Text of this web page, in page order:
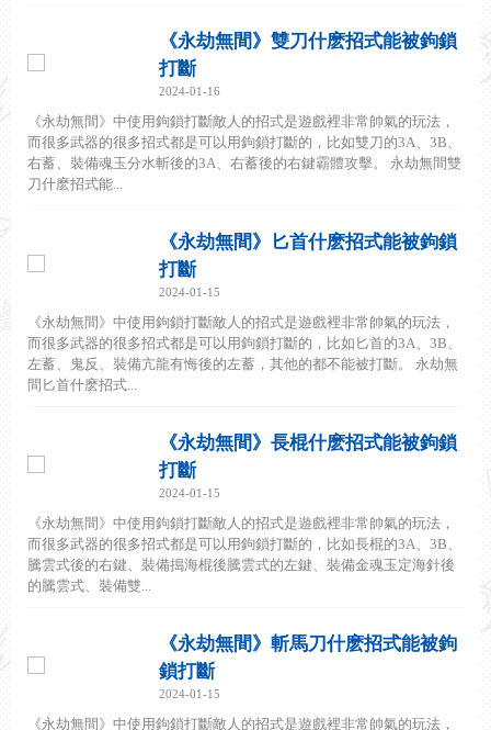
《永劫無間》雙刀什麽招式能被鉤鎖
打斷
2024-01-16
《永劫無間》中使用鉤鎖打斷敵人的招式是遊戲裡非常帥氣的玩法，
而很多武器的很多招式都是可以用鉤鎖打斷的，比如雙刀的3A、3B、
右蓄、裝備魂玉分水斬後的3A、右蓄後的右鍵霸體攻擊。 永劫無間雙
刀什麽招式能...
《永劫無間》匕首什麽招式能被鉤鎖
打斷
2024-01-15
《永劫無間》中使用鉤鎖打斷敵人的招式是遊戲裡非常帥氣的玩法，
而很多武器的很多招式都是可以用鉤鎖打斷的，比如匕首的3A、3B、
左蓄、鬼反、裝備亢龍有悔後的左蓄，其他的都不能被打斷。 永劫無
間匕首什麽招式...
《永劫無間》長棍什麽招式能被鉤鎖
打斷
2024-01-15
《永劫無間》中使用鉤鎖打斷敵人的招式是遊戲裡非常帥氣的玩法，
而很多武器的很多招式都是可以用鉤鎖打斷的，比如長棍的3A、3B、
騰雲式後的右鍵、裝備搗海棍後騰雲式的左鍵、裝備金魂玉定海針後
的騰雲式、裝備雙...
《永劫無間》斬馬刀什麽招式能被鉤
鎖打斷
2024-01-15
《永劫無間》中使用鉤鎖打斷敵人的招式是遊戲裡非常帥氣的玩法，